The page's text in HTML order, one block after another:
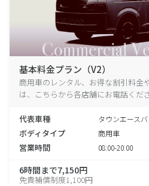
基本料金プラン（V2）
商用車のレンタル、お得な割引料金
は、こちらから各店舗にお電話くださ
代表車種 タウンエース
ボディタイプ 商用車
営業時間 08:00-20:00
6時間まで7,150円
免責補償制度1,100円